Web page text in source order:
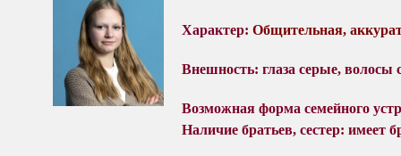
Характер: Общительная,
Внешность: глаза серые, волосы
Возможная форма семейного
Наличие братьев, сестер: имеет